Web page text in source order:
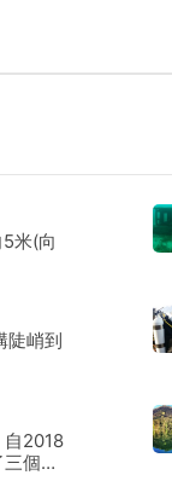
米(向
峭到
自2018
個生